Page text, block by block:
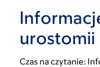
urostomii
Czas na czytanie: